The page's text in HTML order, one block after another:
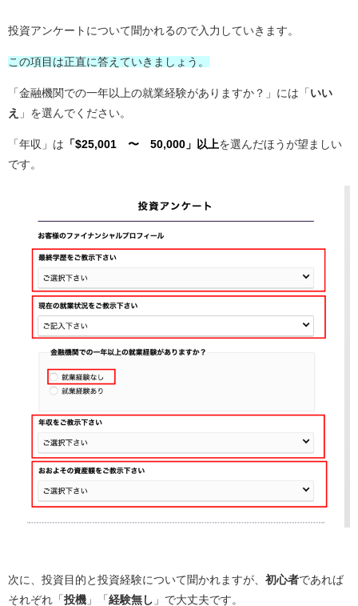
投資アンケートについて聞かれるので入力していきます。
この項目は正直に答えていきましょう。
「金融機関での一年以上の就業経験がありますか？」には「 いい
え
」を選んでください。
「年収」は 「$25,001 〜 50,000」以上を選んだほうが望ましい
です。
次に、投資目的と投資経験について聞かれますが、 初心者であれば
それぞれ「投機 」「経験無し 」で大丈夫です。